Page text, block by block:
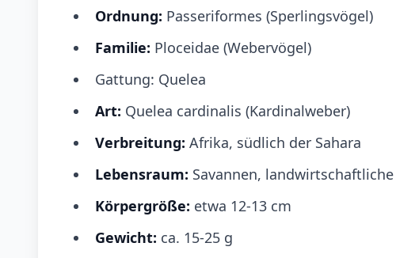
Ordnung: Passeriformes (Sperlingsvögel)
Familie: Ploceidae (Webervögel)
Gattung: Quelea
Art: Quelea cardinalis (Kardinalweber)
Verbreitung: Afrika, südlich der Sahara
Lebensraum: Savannen,
Körpergröße: etwa 12-13 cm
Gewicht: ca. 15-25 g